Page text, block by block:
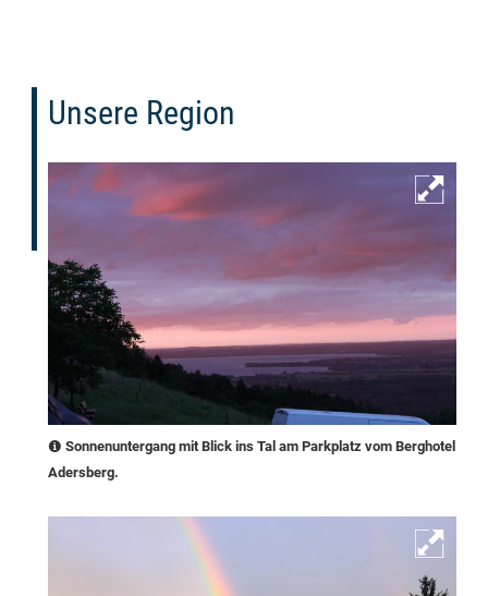
Unsere Region
Sonnenuntergang mit Blick ins Tal am Parkplatz vom Berghotel
Adersberg.